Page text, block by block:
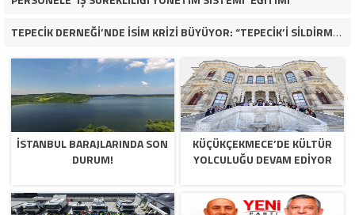
TEPECİK DERNEĞİ’NDE İSİM KRİZİ BÜYÜYOR: “TEPECİK’İ SİLDİRMEYECEĞİZ”
İSTANBUL BARAJLARINDA SON
DURUM!
KÜÇÜKÇEKMECE’DE KÜLTÜR
YOLCULUĞU DEVAM EDİYOR